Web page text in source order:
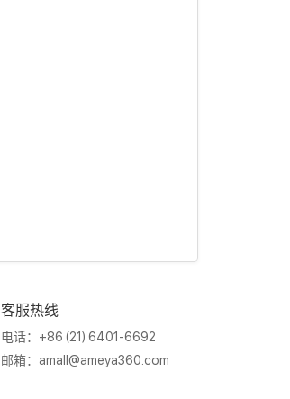
客服热线
电话：+86 (21) 6401-6692
邮箱： amall@ameya360.com